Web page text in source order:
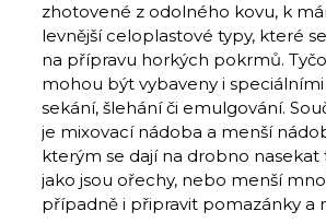
zhotovené z odolného kovu, k
levnější celoplastové typy, které
na přípravu horkých pokrmů.
mohou být vybaveny i speciálními
sekání, šlehání či emulgování.
je mixovací nádoba a menší
kterým se dají na drobno nasekat
jako jsou ořechy, nebo menší
případně i připravit pomazánky a